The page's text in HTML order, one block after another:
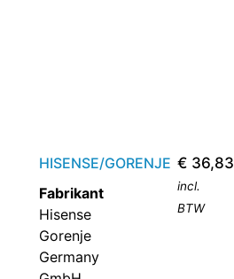
HISENSE/GORENJE
Fabrikant
Hisense
Gorenje
Germany
€ 36,83
incl.
BTW